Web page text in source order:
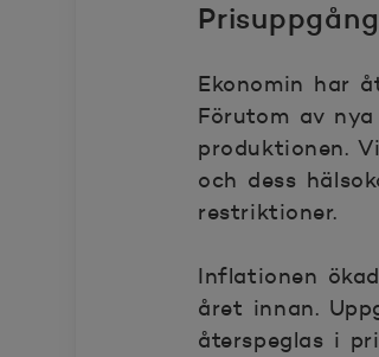
Ekonomin har
Förutom av
produktionen.
och dess
restriktioner.
Inflationen
året innan.
återspeglas i